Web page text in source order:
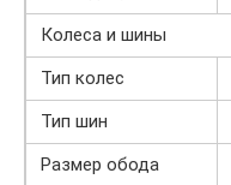
Колеса и шины
Тип колес
Тип шин
Размер обода